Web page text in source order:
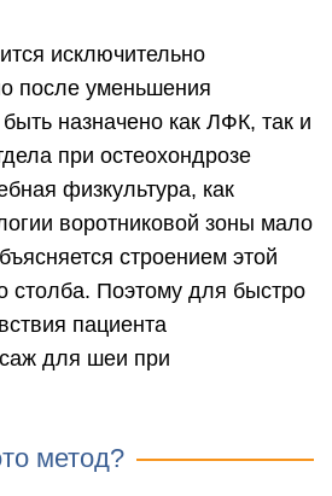
исключительно
после уменьшения
назначено как ЛФК, так и
при остеохондрозе
физкультура, как
воротниковой зоны мало
строением этой
столба. Поэтому для быстро
пациента
для шеи при
метод?